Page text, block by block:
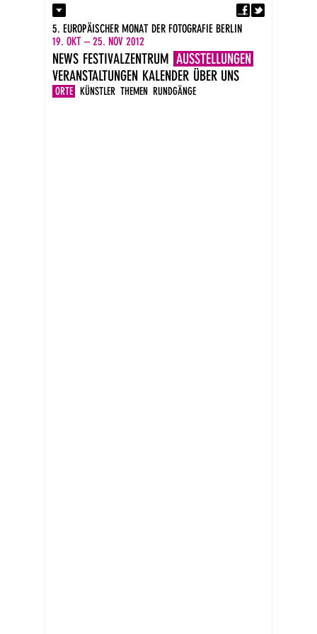
Kontakt
Presse
Impressum
DE
EN
5. EUROPÄISCHER MONAT DER FOTOGRAFIE BERLIN
19. OKT – 25. NOV 2012
NEWS FESTIVALZENTRUM AUSSTELLUNGEN
ORTE KÜNSTLER THEMEN RUNDGÄNGE
VERANSTALTUNGEN KALENDER ÜBER UNS